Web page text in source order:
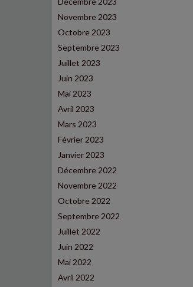
Novembre 2023
Octobre 2023
Septembre 2023
Juillet 2023
Juin 2023
Mai 2023
Avril 2023
Mars 2023
Février 2023
Janvier 2023
Décembre 2022
Novembre 2022
Octobre 2022
Septembre 2022
Juillet 2022
Juin 2022
Mai 2022
Avril 2022